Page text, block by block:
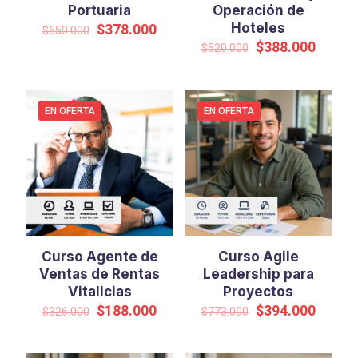
Portuaria
$650.000 El
$378.000El
$378.000.
Operación de
Hoteles
$520.000 El
era:
$520.000.
$388.000El
es:
EN OFERTA
Curso Agente de
Ventas de Rentas
Vitalicias
$326.000 El
$188.000El
EN OFERTA
Curso Agile
Leadership para
Proyectos
$773.000 El
$394.000El